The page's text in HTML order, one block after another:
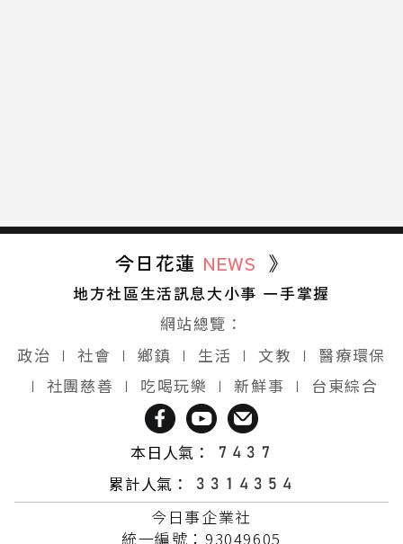
今日花蓮 NEWS 》
地方社區生活訊息大小事 一手掌握
網站總覽：
政治 ∣ 社會 ∣ 鄉鎮 ∣ 生活 ∣ 文教 ∣
醫療環保
∣ 社團慈善 ∣ 吃喝玩樂 ∣ 新鮮事 ∣ 台東綜合
本日人氣：
累計人氣：
今日事企業社
統一編號：93049605